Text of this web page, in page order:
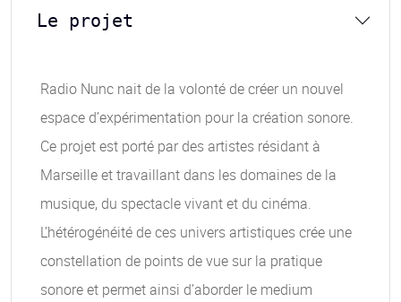
Le projet
Radio Nunc nait de la volonté de créer un nouvel
espace d’expérimentation pour la création sonore.
Ce projet est porté par des artistes résidant à
Marseille et travaillant dans les domaines de la
musique, du spectacle vivant et du cinéma.
L’hétérogénéité de ces univers artistiques crée une
constellation de points de vue sur la pratique
sonore et permet ainsi d’aborder le medium